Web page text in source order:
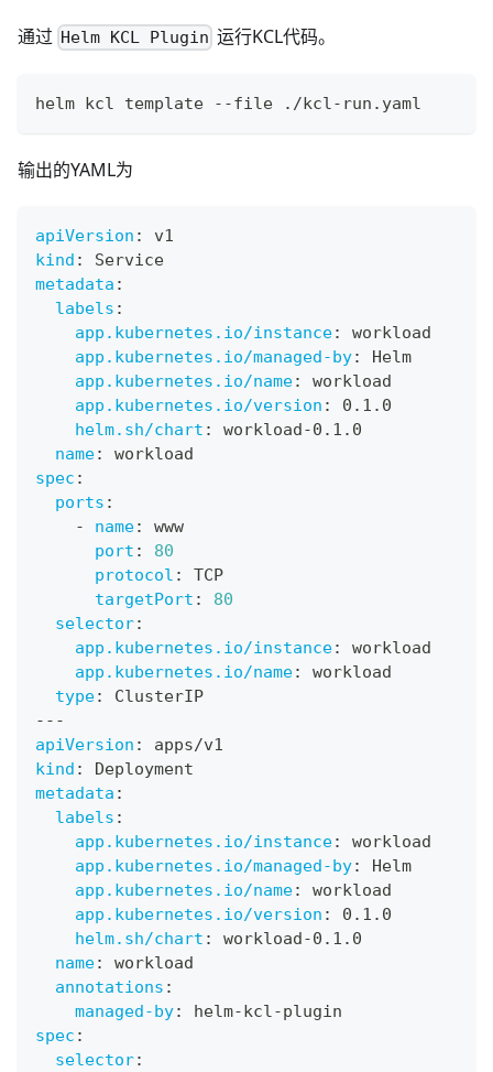
通过 Helm KCL Plugin 运行KCL代码。
helm kcl template --file ./kcl-run.yaml
输出的YAML为
apiVersion :
v1
kind :
Service
metadata :
labels :
app.kubernetes.io/instance:
workload
app.kubernetes.io/managed-by:
Helm
app.kubernetes.io/name:
workload
app.kubernetes.io/version :
0.1.0
helm.sh/chart : workload-0.1.0
name:
workload
spec :
ports :
-
name:
www
port :
80
protocol :
TCP
targetPort :
80
selector:
app.kubernetes.io/instance:
workload
app.kubernetes.io/name:
workload
type:
ClusterIP
---
apiVersion :
apps/v1
kind :
Deployment
metadata :
labels :
app.kubernetes.io/instance:
workload
app.kubernetes.io/managed-by:
Helm
app.kubernetes.io/name:
workload
app.kubernetes.io/version :
0.1.0
helm.sh/chart : workload-0.1.0
name:
workload
annotations :
managed-by: helm-kcl-plugin
spec :
selector: